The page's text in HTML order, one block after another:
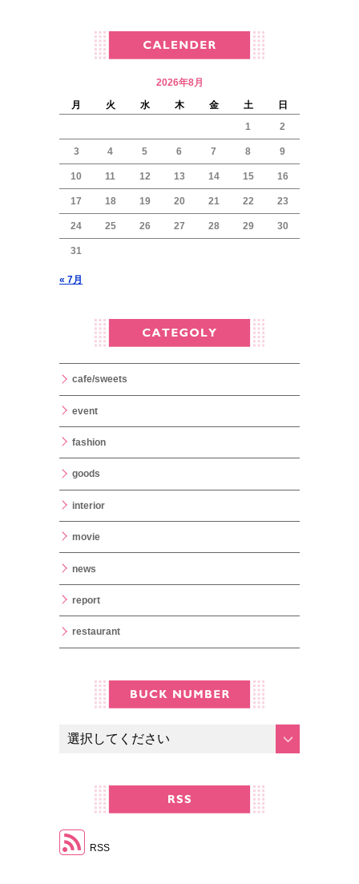
2026年8月
月
火 水 木 金 土
日
1
2
3 4 5 6 7 8 9
10 11 12 13 14 15 16
17 18 19 20 21 22 23
24 25 26 27 28 29 30
31
« 7月
cafe/sweets
event
fashion
goods
interior
movie
news
report
restaurant
RSS